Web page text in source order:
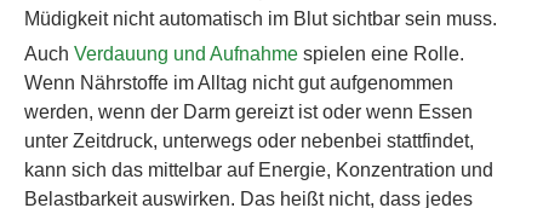
Müdigkeit nicht automatisch im Blut sichtbar sein muss.
Auch Verdauung und Aufnahme spielen eine Rolle.
Wenn Nährstoffe im Alltag nicht gut aufgenommen
werden, wenn der Darm gereizt ist oder wenn Essen
unter Zeitdruck, unterwegs oder nebenbei stattfindet,
kann sich das mittelbar auf Energie, Konzentration und
Belastbarkeit auswirken. Das heißt nicht, dass jedes